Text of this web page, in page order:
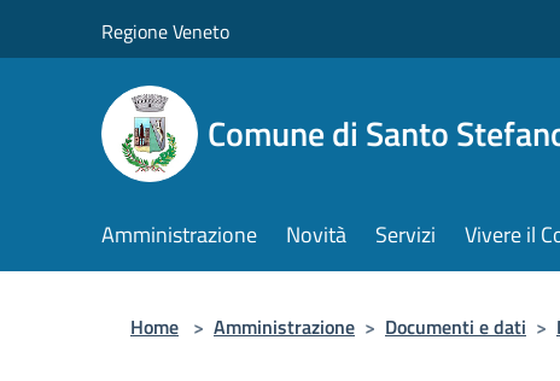
Regione Veneto
Comune di Santo
Amministrazione Novità Servizi Vivere il
Home > Amministrazione > Documenti e dati >